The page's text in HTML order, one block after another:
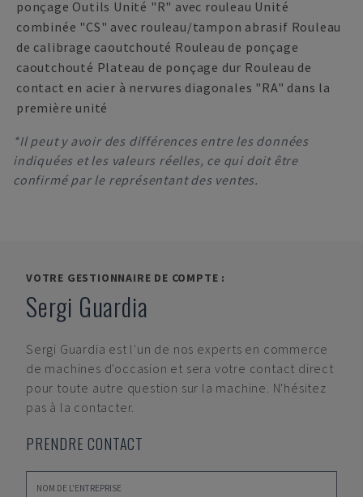
ponçage Outils Unité "R" avec rouleau Unité
combinée "CS" avec rouleau/tampon abrasif Rouleau
de calibrage caoutchouté Rouleau de ponçage
caoutchouté Plateau de ponçage dur Rouleau de
contact en acier à nervures diagonales "RA" dans la
première unité
*Il peut y avoir des différences entre les données
indiquées et les valeurs réelles, ce qui doit être
confirmé par le représentant des ventes.
VOTRE GESTIONNAIRE DE COMPTE :
Sergi Guardia
Sergi Guardia est l'un de nos experts en commerce
de machines d'occasion et sera votre contact direct
pour toute autre question sur la machine. N'hésitez
pas à la contacter.
PRENDRE CONTACT